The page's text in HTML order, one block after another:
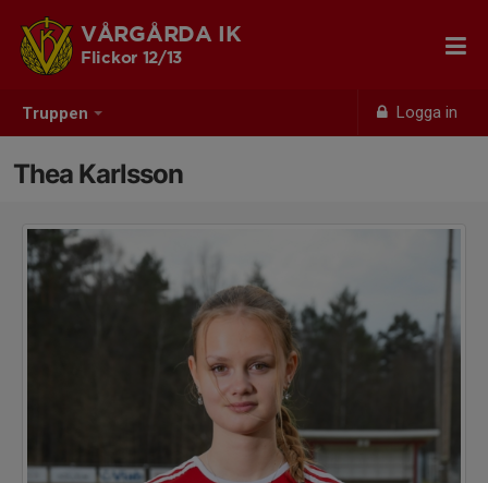
Truppen Logga in
VÅRGÅRDA IK
Flickor 12/13
Thea Karlsson